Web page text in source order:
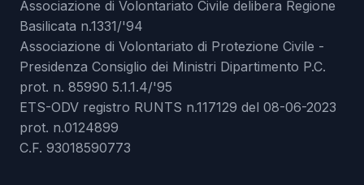
Associazione di Volontariato Civile delibera Regione
Basilicata n.1331/'94
Associazione di Volontariato di Protezione Civile -
Presidenza Consiglio dei Ministri Dipartimento P.C.
prot. n. 85990 5.1.1.4/'95
ETS-ODV registro RUNTS n.117129 del 08-06-2023
prot. n.0124899
C.F. 93018590773